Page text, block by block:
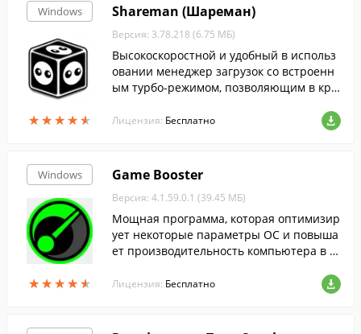
Windows
★★★★★
★★★★★
Shareman (Шареман)
Версия: 3.78.218 (6.75 МБ)
Высокоскоростной и удобный в использ
овании менеджер загрузок со встроенн
ым турбо-режимом, позволяющим в кра
вам файл.
Лицензия: Бесплатно
Windows
★★★★★
★★★★★
Game Booster
Версия: 4.1.59.0.1 (39.45 МБ)
Мощная программа, которая оптимизир
ует некоторые параметры ОС и повыша
ет производительность компьютера в и
Лицензия: Бесплатно